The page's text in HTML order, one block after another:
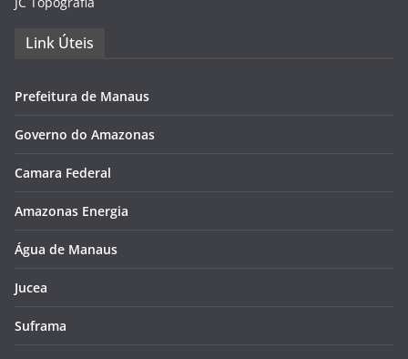
Link Úteis
Prefeitura de Manaus
Governo do Amazonas
Camara Federal
Amazonas Energia
Água de Manaus
Jucea
Suframa